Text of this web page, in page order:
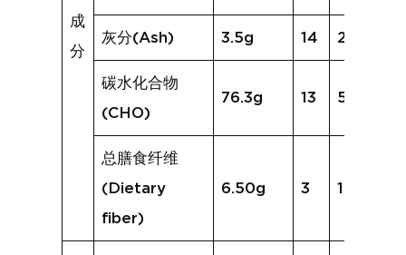
成
分
灰分(Ash) 3.5g 14 2.4g
碳水化合物
(CHO)
76.3g 13 50.0g
总膳食纤维
(Dietary
fiber)
6.50g 3 1.5g